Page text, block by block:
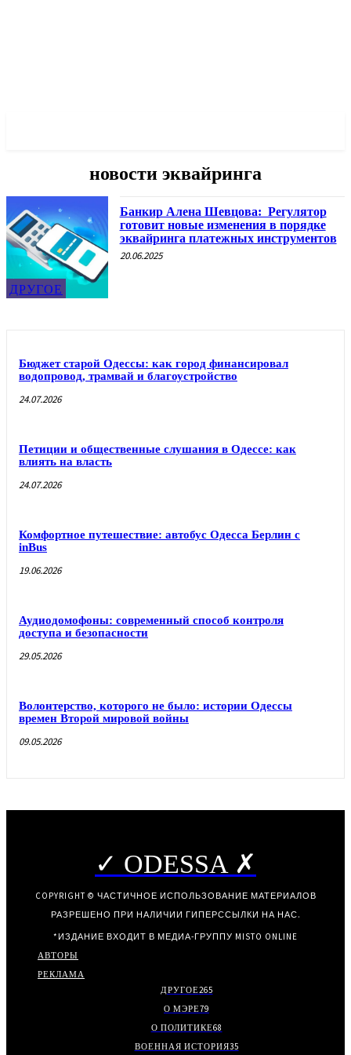
новости эквайринга
ДРУГОЕ
Банкир Алена Шевцова: Регулятор
готовит новые изменения в порядке
эквайринга платежных инструментов
20.06.2025
Бюджет старой Одессы: как город финансировал
водопровод, трамвай и благоустройство
24.07.2026
Петиции и общественные слушания в Одессе: как
влиять на власть
24.07.2026
Комфортное путешествие: автобус Одесса Берлин с
inBus
19.06.2026
Аудиодомофоны: современный способ контроля
доступа и безопасности
29.05.2026
Волонтерство, которого не было: истории Одессы
времен Второй мировой войны
09.05.2026
✓ ODESSA ✗
COPYRIGHT © ЧАСТИЧНОЕ ИСПОЛЬЗОВАНИЕ МАТЕРИАЛОВ
РАЗРЕШЕНО ПРИ НАЛИЧИИ ГИПЕРССЫЛКИ НА НАС.
*ИЗДАНИЕ ВХОДИТ В МЕДИА-ГРУППУ MISTO ONLINE
АВТОРЫ
РЕКЛАМА
ДРУГОЕ265
О МЭРЕ79
О ПОЛИТИКЕ68
ВОЕННАЯ ИСТОРИЯ35